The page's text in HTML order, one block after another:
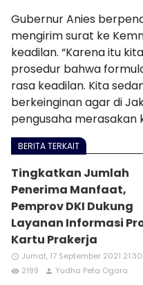
Gubernur Anies
mengirim surat ke
keadilan. “Karena itu
prosedur bahwa
rasa keadilan. Kita
berkeinginan agar di
pengusaha merasakan
BERITA TERKAIT
Tingkatkan Jumlah
Penerima Manfaat,
Pemprov DKI Dukung
Layanan Informasi
Kartu Prakerja
access_time Jumat, 17 September 2021 21:30
remove_red_eye 2199 person Yudha Peta Ogara